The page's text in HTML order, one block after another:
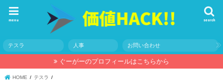
search
menu
テスラ 人事 お問い合わせ
ぐーがーのプロフィールはこちらから
HOME
テスラ